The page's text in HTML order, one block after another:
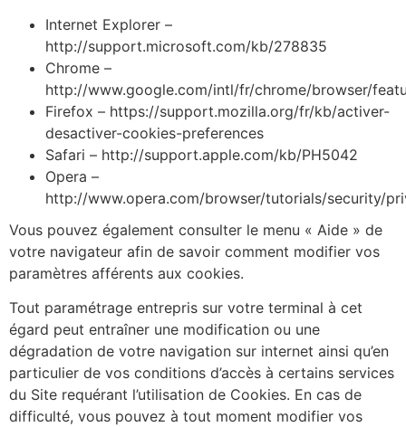
Internet Explorer –
http://support.microsoft.com/kb/278835
Chrome –
http://www.google.com/intl/fr/chrome/browser/
Firefox – https://support.mozilla.org/fr/kb/activer-
desactiver-cookies-preferences
Safari – http://support.apple.com/kb/PH5042
Opera –
http://www.opera.com/browser/tutorials/security/
Vous pouvez également consulter le menu « Aide » de
votre navigateur afin de savoir comment modifier vos
paramètres afférents aux cookies.
Tout paramétrage entrepris sur votre terminal à cet
égard peut entraîner une modification ou une
dégradation de votre navigation sur internet ainsi qu’en
particulier de vos conditions d’accès à certains services
du Site requérant l’utilisation de Cookies. En cas de
difficulté, vous pouvez à tout moment modifier vos